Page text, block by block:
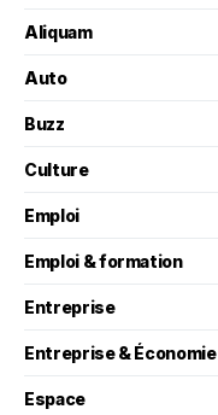
Aliquam
Auto
Buzz
Culture
Emploi
Emploi & formation
Entreprise
Entreprise & Économie
Espace